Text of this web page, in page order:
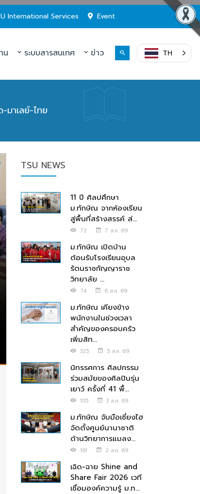
International Services Event
น ระบบสารสนเทศ ข่าว TH
าเลย์-ไทย
TSU NEWS
11 ปี ศิลปศึกษา
ม.ทักษิณ จากห้องเรียน
สู่พื้นที่สร้างสรรค์ ส่...
72 7 ส.ค. 69
ม.ทักษิณ เปิดบ้าน
ต้อนรับโรงเรียนอุบล
รัตนราชกัญญาราช
วิทยาลัย ...
74 6 ส.ค. 69
ม.ทักษิณ เคียงข้าง
พนักงานในช่วงเวลา
สำคัญของครอบครัว
เพิ่มสิท...
325 5 ส.ค. 69
นิทรรศการ ศิลปกรรม
ร่วมสมัยของศิลปินรุ่น
เยาว์ ครั้งที่ 41 พื้...
105 3 ส.ค. 69
ม.ทักษิณ จับมือเซี่ยงไฮ
จัดตั้งศูนย์นานาชาติ
ด้านวิทยาการแมลง...
161 2 ส.ค. 69
เฉิด-ฉาย Shine and
Share Fair 2026 เวที
เชื่อมองค์ความรู้ ม.ท...